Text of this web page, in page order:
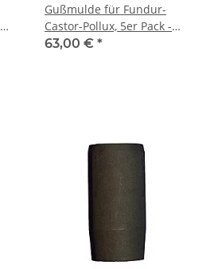
Gußmulde für Fundur-
Castor-Pollux, 5er Pack -
flach-
63,00 € *